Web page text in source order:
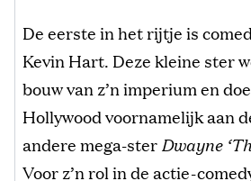
De eerste in het rijtje is
Kevin Hart. Deze kleine ster
bouw van z’n imperium en
Hollywood voornamelijk aan
andere mega-ster Dwayne
Voor z’n rol in de actie-